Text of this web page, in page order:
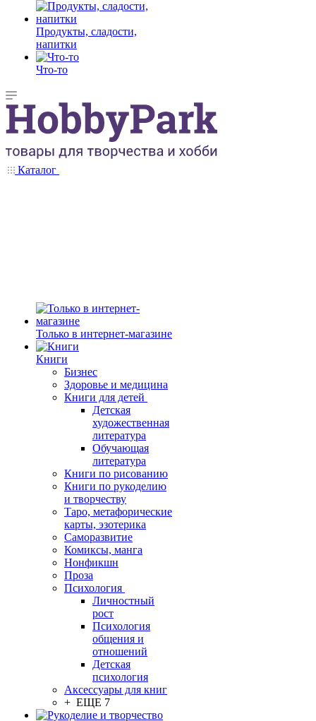
Продукты, сладости,
напитки
Что-то
Каталог
Только в интернет-магазине
Книги
Бизнес
Здоровье и медицина
Книги для детей
Детская
художественная
литература
Обучающая
литература
Книги по рисованию
Книги по рукоделию
и творчеству
Таро, метафорические
карты, эзотерика
Саморазвитие
Комиксы, манга
Нонфикшн
Проза
Психология
Личностный
рост
Психология
общения и
отношений
Детская
психология
Аксессуары для книг
+ ЕЩЕ 7